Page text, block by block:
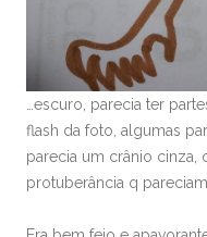
…escuro, parecia ter
flash da foto, algumas
parecia um crânio cinza,
protuberância q